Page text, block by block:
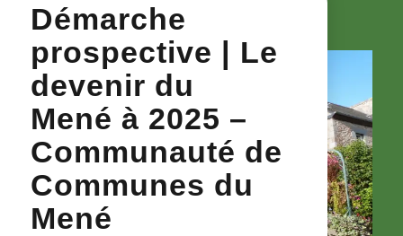
Démarche
prospective | Le
devenir du
Mené à 2025 –
Communauté de
Communes du
Mené